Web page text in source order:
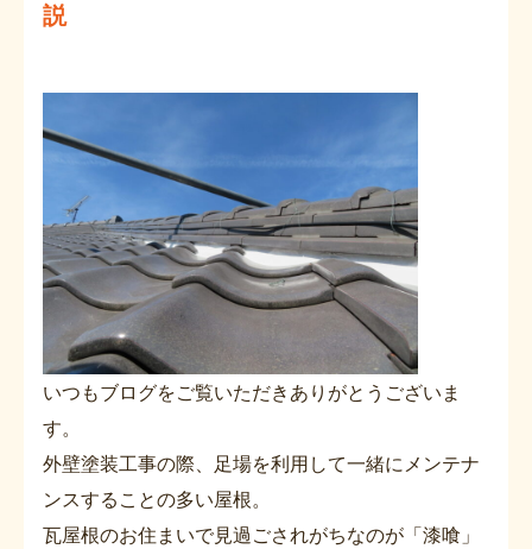
説
いつもブログをご覧いただきありがとうございま
す。
外壁塗装工事の際、足場を利用して一緒にメンテナ
ンスすることの多い屋根。
瓦屋根のお住まいで見過ごされがちなのが「漆喰」